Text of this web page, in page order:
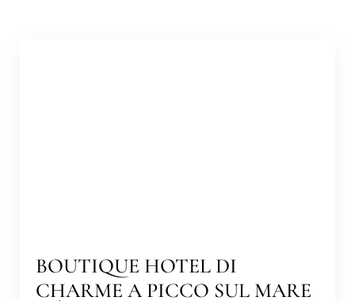
BOUTIQUE HOTEL DI
CHARME A PICCO SUL MARE